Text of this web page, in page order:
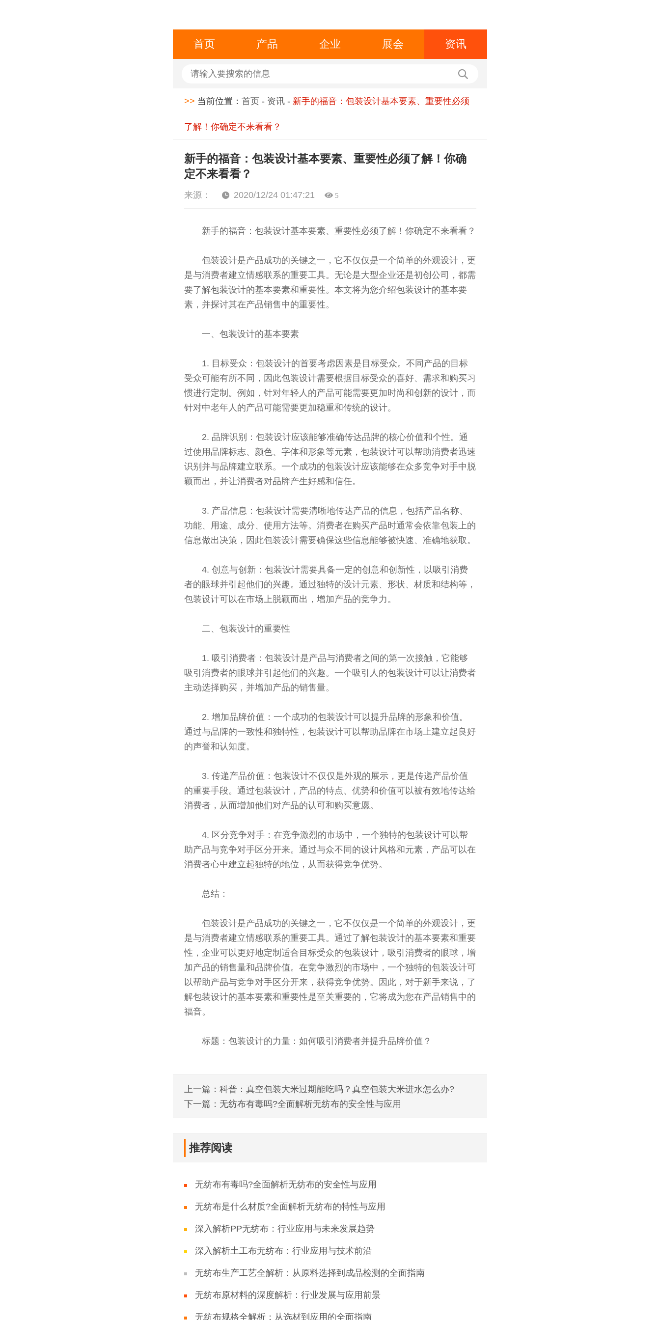
首页 产品 企业 展会 资讯
>> 当前位置： 首页 - 资讯- 新手的福音：包装设计基本要素、重要性必须
了解！你确定不来看看？
新手的福音：包装设计基本要素、重要性必须了解！你确
定不来看看？
来源： 2020/12/24 01:47:21 5
新手的福音：包装设计基本要素、重要性必须了解！你确定不来看看？
包装设计是产品成功的关键之一，它不仅仅是一个简单的外观设计，更
是与消费者建立情感联系的重要工具。无论是大型企业还是初创公司，都需
要了解包装设计的基本要素和重要性。本文将为您介绍包装设计的基本要
素，并探讨其在产品销售中的重要性。
一、包装设计的基本要素
1. 目标受众：包装设计的首要考虑因素是目标受众。不同产品的目标
受众可能有所不同，因此包装设计需要根据目标受众的喜好、需求和购买习
惯进行定制。例如，针对年轻人的产品可能需要更加时尚和创新的设计，而
针对中老年人的产品可能需要更加稳重和传统的设计。
2. 品牌识别：包装设计应该能够准确传达品牌的核心价值和个性。通
过使用品牌标志、颜色、字体和形象等元素，包装设计可以帮助消费者迅速
识别并与品牌建立联系。一个成功的包装设计应该能够在众多竞争对手中脱
颖而出，并让消费者对品牌产生好感和信任。
3. 产品信息：包装设计需要清晰地传达产品的信息，包括产品名称、
功能、用途、成分、使用方法等。消费者在购买产品时通常会依靠包装上的
信息做出决策，因此包装设计需要确保这些信息能够被快速、准确地获取。
4. 创意与创新：包装设计需要具备一定的创意和创新性，以吸引消费
者的眼球并引起他们的兴趣。通过独特的设计元素、形状、材质和结构等，
包装设计可以在市场上脱颖而出，增加产品的竞争力。
二、包装设计的重要性
1. 吸引消费者：包装设计是产品与消费者之间的第一次接触，它能够
吸引消费者的眼球并引起他们的兴趣。一个吸引人的包装设计可以让消费者
主动选择购买，并增加产品的销售量。
2. 增加品牌价值：一个成功的包装设计可以提升品牌的形象和价值。
通过与品牌的一致性和独特性，包装设计可以帮助品牌在市场上建立起良好
的声誉和认知度。
3. 传递产品价值：包装设计不仅仅是外观的展示，更是传递产品价值
的重要手段。通过包装设计，产品的特点、优势和价值可以被有效地传达给
消费者，从而增加他们对产品的认可和购买意愿。
4. 区分竞争对手：在竞争激烈的市场中，一个独特的包装设计可以帮
助产品与竞争对手区分开来。通过与众不同的设计风格和元素，产品可以在
消费者心中建立起独特的地位，从而获得竞争优势。
总结：
包装设计是产品成功的关键之一，它不仅仅是一个简单的外观设计，更
是与消费者建立情感联系的重要工具。通过了解包装设计的基本要素和重要
性，企业可以更好地定制适合目标受众的包装设计，吸引消费者的眼球，增
加产品的销售量和品牌价值。在竞争激烈的市场中，一个独特的包装设计可
以帮助产品与竞争对手区分开来，获得竞争优势。因此，对于新手来说，了
解包装设计的基本要素和重要性是至关重要的，它将成为您在产品销售中的
福音。
标题：包装设计的力量：如何吸引消费者并提升品牌价值？
上一篇：科普：真空包装大米过期能吃吗？真空包装大米进水怎么办?
下一篇：无纺布有毒吗?全面解析无纺布的安全性与应用
推荐阅读
无纺布有毒吗?全面解析无纺布的安全性与应用
无纺布是什么材质?全面解析无纺布的特性与应用
深入解析PP无纺布：行业应用与未来发展趋势
深入解析土工布无纺布：行业应用与技术前沿
无纺布生产工艺全解析：从原料选择到成品检测的全面指南
无纺布原材料的深度解析：行业发展与应用前景
无纺布规格全解析：从选材到应用的全面指南